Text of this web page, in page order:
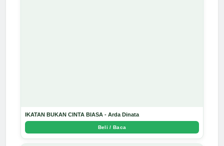
IKATAN BUKAN CINTA BIASA - Arda Dinata
Beli / Baca